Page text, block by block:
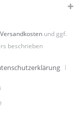
Versandkosten und ggf.
beschrieben